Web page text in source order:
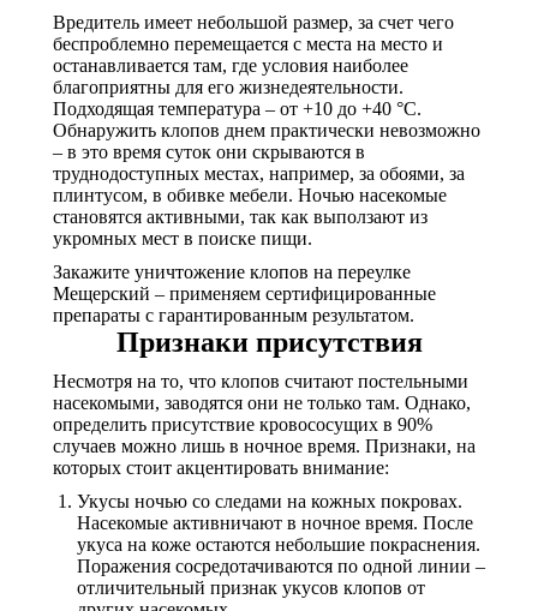
Вредитель имеет небольшой размер, за счет чего
беспроблемно перемещается с места на место и
останавливается там, где условия наиболее
благоприятны для его жизнедеятельности.
Подходящая температура – от +10 до +40 °С.
Обнаружить клопов днем практически невозможно
– в это время суток они скрываются в
труднодоступных местах, например, за обоями, за
плинтусом, в обивке мебели. Ночью насекомые
становятся активными, так как выползают из
укромных мест в поиске пищи.
Закажите уничтожение клопов на переулке
Мещерский – применяем сертифицированные
препараты с гарантированным результатом.
Признаки присутствия
Несмотря на то, что клопов считают постельными
насекомыми, заводятся они не только там. Однако,
определить присутствие кровососущих в 90%
случаев можно лишь в ночное время. Признаки, на
которых стоит акцентировать внимание:
Укусы ночью со следами на кожных покровах.
Насекомые активничают в ночное время. После
укуса на коже остаются небольшие покраснения.
Поражения сосредотачиваются по одной линии –
отличительный признак укусов клопов от